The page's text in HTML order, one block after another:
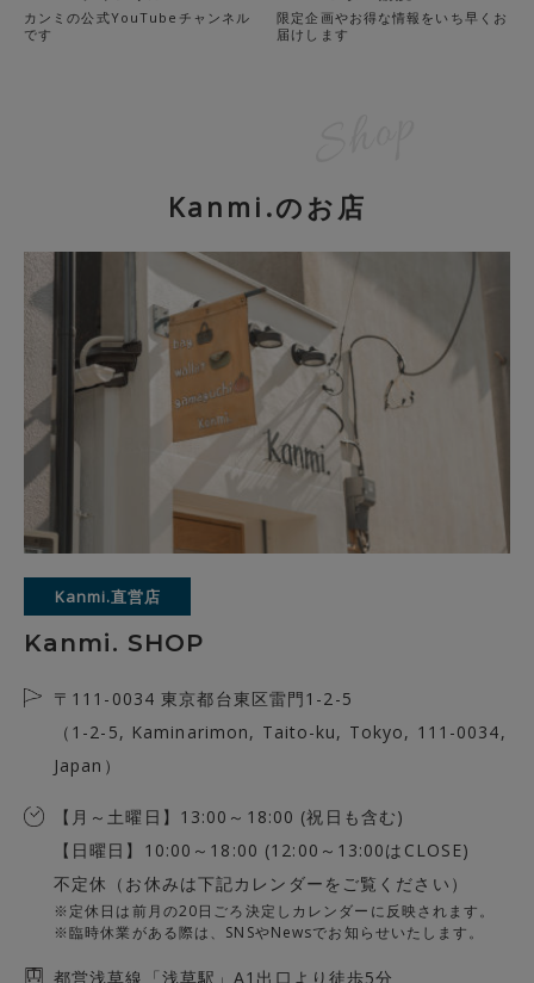
カンミの公式YouTubeチャンネル
です
限定企画やお得な情報をいち早くお
届けします
Kanmi.のお店
Kanmi.直営店
Kanmi. SHOP
〒111-0034 東京都台東区雷門1-2-5
（1-2-5, Kaminarimon, Taito-ku, Tokyo, 111-0034,
Japan）
【月～土曜日】13:00～18:00 (祝日も含む)
【日曜日】10:00～18:00 (12:00～13:00はCLOSE)
不定休（お休みは下記カレンダーをご覧ください）
※定休日は前月の20日ごろ決定しカレンダーに反映されます。
※臨時休業がある際は、SNSやNewsでお知らせいたします。
都営浅草線「浅草駅」A1出口より徒歩5分